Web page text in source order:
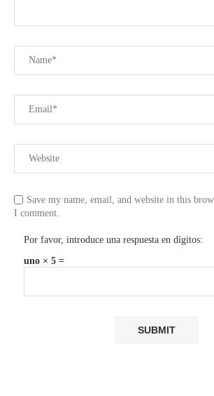
Save my name, email, and website in this
I comment.
Por favor, introduce una respuesta en dígitos:
uno × 5 =